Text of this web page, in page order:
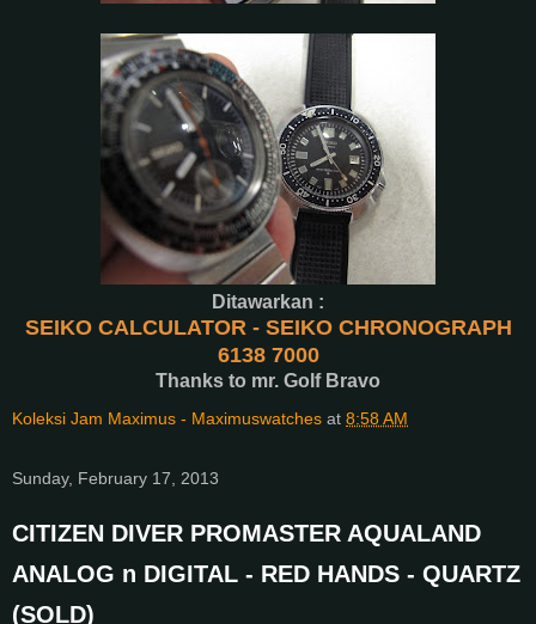
Ditawarkan :
SEIKO CALCULATOR - SEIKO CHRONOGRAPH
6138 7000
Thanks to mr. Golf Bravo
Koleksi Jam Maximus - Maximuswatches at 8:58 AM
Sunday, February 17, 2013
CITIZEN DIVER PROMASTER AQUALAND
ANALOG n DIGITAL - RED HANDS - QUARTZ
(SOLD)